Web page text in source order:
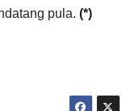
pula. (*)